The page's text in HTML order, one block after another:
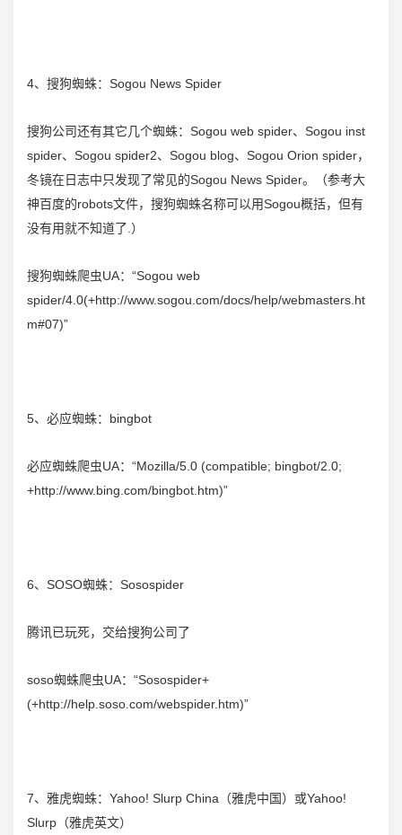
4、搜狗蜘蛛：Sogou News Spider
搜狗公司还有其它几个蜘蛛：Sogou web spider、Sogou inst
spider、Sogou spider2、Sogou blog、Sogou Orion spider，
冬镜在日志中只发现了常见的Sogou News Spider。（参考大
神百度的robots文件，搜狗蜘蛛名称可以用Sogou概括，但有
没有用就不知道了.）
搜狗蜘蛛爬虫UA：“Sogou web
spider/4.0(+http://www.sogou.com/docs/help/webmasters.ht
m#07)”
5、必应蜘蛛：bingbot
必应蜘蛛爬虫UA：“Mozilla/5.0 (compatible; bingbot/2.0;
+http://www.bing.com/bingbot.htm)”
6、SOSO蜘蛛：Sosospider
腾讯已玩死，交给搜狗公司了
soso蜘蛛爬虫UA：“Sosospider+
(+http://help.soso.com/webspider.htm)”
7、雅虎蜘蛛：Yahoo! Slurp China（雅虎中国）或Yahoo!
Slurp（雅虎英文）